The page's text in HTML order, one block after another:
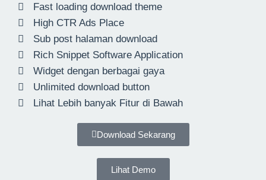
Fast loading download theme
High CTR Ads Place
Sub post halaman download
Rich Snippet Software Application
Widget dengan berbagai gaya
Unlimited download button
Lihat Lebih banyak Fitur di Bawah
Download Sekarang
Lihat Demo